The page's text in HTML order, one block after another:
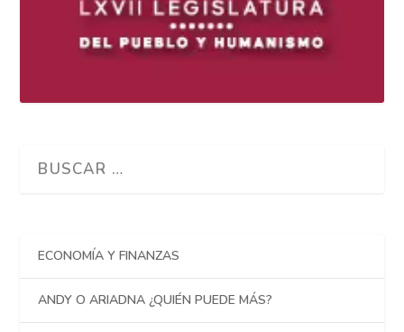
ECONOMÍA Y FINANZAS
ANDY O ARIADNA ¿QUIÉN PUEDE MÁS?